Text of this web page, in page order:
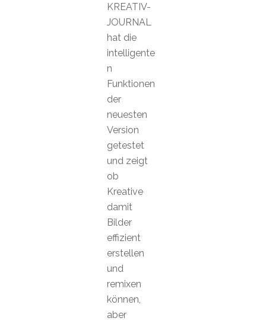
KREATIV-
JOURNAL
hat die
intelligente
n
Funktionen
der
neuesten
Version
getestet
und zeigt
ob
Kreative
damit
Bilder
effizient
erstellen
und
remixen
können,
aber